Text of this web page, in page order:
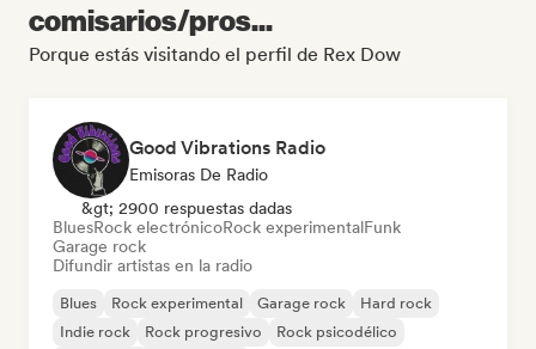
comisarios/pros...
Porque estás visitando el perfil de Rex Dow
Good Vibrations Radio
Emisoras De Radio
&gt; 2900 respuestas dadas
BluesRock electrónicoRock experimentalFunk
Garage rock
Difundir artistas en la radio
Blues Rock experimental Garage rock
Hard rock
Indie rock
Rock progresivo Rock psicodélico